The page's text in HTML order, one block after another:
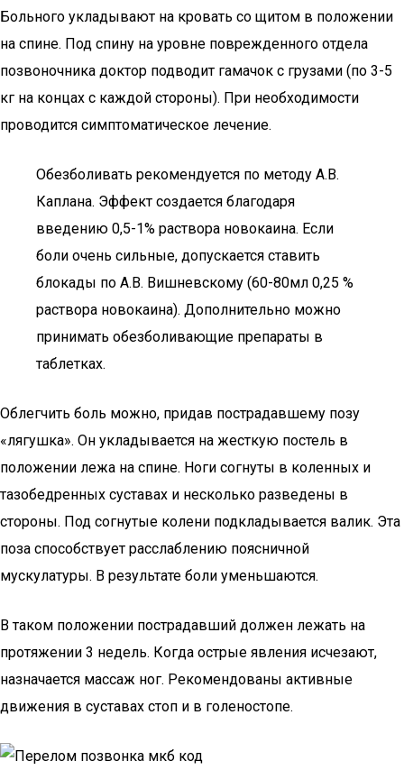
Больного укладывают на кровать со щитом в положении
на спине. Под спину на уровне поврежденного отдела
позвоночника доктор подводит гамачок с грузами (по 3-5
кг на концах с каждой стороны). При необходимости
проводится симптоматическое лечение.
Обезболивать рекомендуется по методу А.В.
Каплана. Эффект создается благодаря
введению 0,5-1% раствора новокаина. Если
боли очень сильные, допускается ставить
блокады по А.В. Вишневскому (60-80мл 0,25 %
раствора новокаина). Дополнительно можно
принимать обезболивающие препараты в
таблетках.
Облегчить боль можно, придав пострадавшему позу
«лягушка». Он укладывается на жесткую постель в
положении лежа на спине. Ноги согнуты в коленных и
тазобедренных суставах и несколько разведены в
стороны. Под согнутые колени подкладывается валик. Эта
поза способствует расслаблению поясничной
мускулатуры. В результате боли уменьшаются.
В таком положении пострадавший должен лежать на
протяжении 3 недель. Когда острые явления исчезают,
назначается массаж ног. Рекомендованы активные
движения в суставах стоп и в голеностопе.